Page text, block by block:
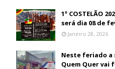
1º COSTELÃO
será dia 08 de
Janeiro 28, 2026
Neste feriado a
Quem Quer vai